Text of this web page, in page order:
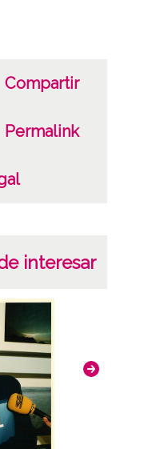
Compartir
Permalink
interesar